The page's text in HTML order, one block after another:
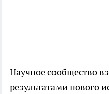
Научное сообщество
результатами нового